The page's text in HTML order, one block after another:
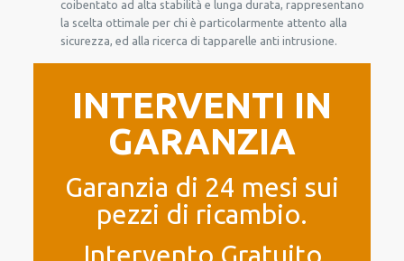
coibentato ad alta stabilità e lunga durata, rappresentano
la scelta ottimale per chi è particolarmente attento alla
sicurezza, ed alla ricerca di tapparelle anti intrusione.
INTERVENTI IN
GARANZIA
Garanzia di 24 mesi sui
pezzi di ricambio.
Intervento Gratuito